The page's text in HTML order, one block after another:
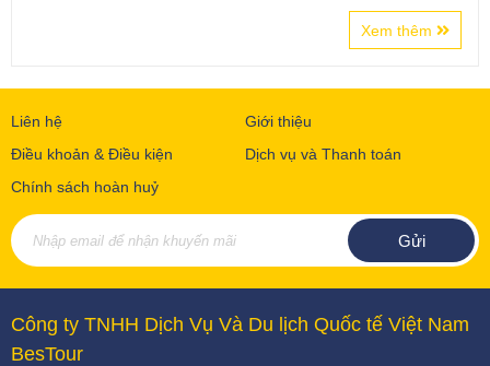
Xem thêm
Liên hệ
Giới thiệu
Điều khoản & Điều kiện
Dịch vụ và Thanh toán
Chính sách hoàn huỷ
Công ty TNHH Dịch Vụ Và Du lịch Quốc tế Việt Nam
BesTour